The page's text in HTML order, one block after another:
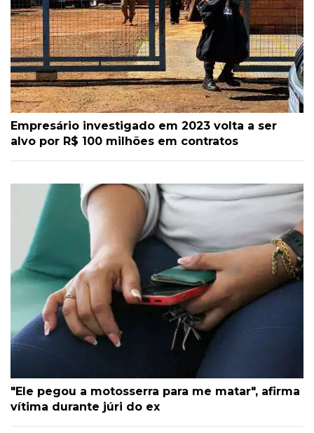
Empresário investigado em 2023 volta a ser
alvo por R$ 100 milhões em contratos
"Ele pegou a motosserra para me matar", afirma
vítima durante júri do ex